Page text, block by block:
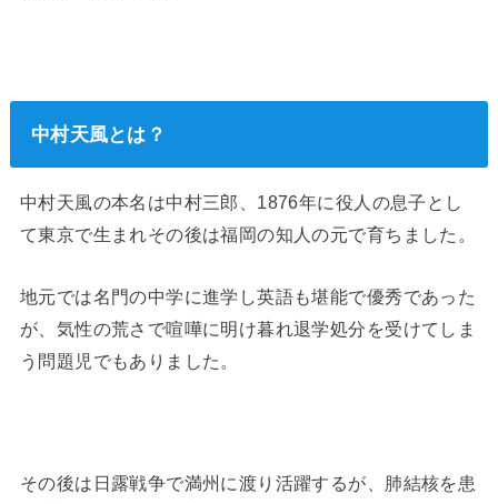
中村天風とは？
中村天風の本名は中村三郎、1876年に役人の息子とし
て東京で生まれその後は福岡の知人の元で育ちました。
地元では名門の中学に進学し英語も堪能で優秀であった
が、気性の荒さで喧嘩に明け暮れ退学処分を受けてしま
う問題児でもありました。
その後は日露戦争で満州に渡り活躍するが、肺結核を患